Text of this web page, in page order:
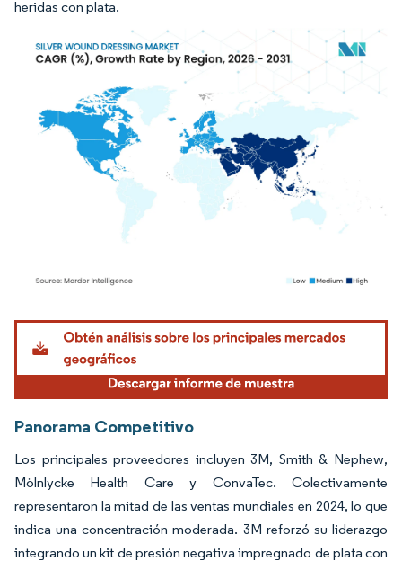
heridas con plata.
Imagen © Mordor Intelligence. El uso requiere atribución según CC BY 4.0.
Panorama Competitivo
Los principales proveedores incluyen 3M, Smith & Nephew,
Mölnlycke Health Care y ConvaTec. Colectivamente
representaron la mitad de las ventas mundiales en 2024, lo que
indica una concentración moderada. 3M reforzó su liderazgo
integrando un kit de presión negativa impregnado de plata con